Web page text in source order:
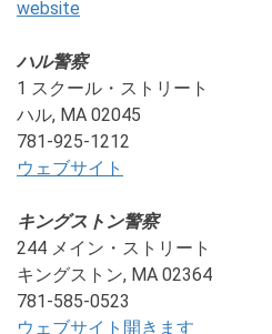
website
ハル警察
1 スクール・ストリート
ハル, MA 02045
781-925-1212
ウェブサイト
キングストン警察
244 メイン・ストリート
キングストン, MA 02364
781-585-0523
ウェブサイト 開きます